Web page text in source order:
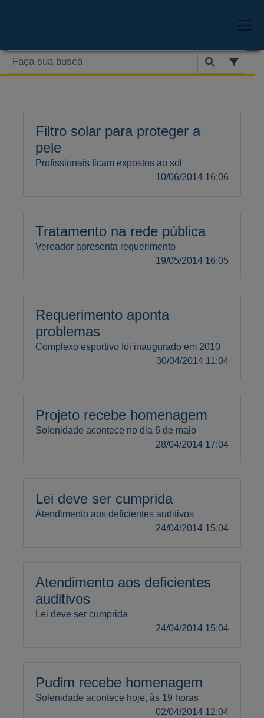
Filtro solar para proteger a
pele
Profissionais ficam expostos ao sol
10/06/2014 16:06
Tratamento na rede pública
Vereador apresenta requerimento
19/05/2014 16:05
Requerimento aponta
problemas
Complexo esportivo foi inaugurado em 2010
30/04/2014 11:04
Projeto recebe homenagem
Solenidade acontece no dia 6 de maio
28/04/2014 17:04
Lei deve ser cumprida
Atendimento aos deficientes auditivos
24/04/2014 15:04
Atendimento aos deficientes
auditivos
Lei deve ser cumprida
24/04/2014 15:04
Pudim recebe homenagem
Solenidade acontece hoje, às 19 horas
02/04/2014 12:04